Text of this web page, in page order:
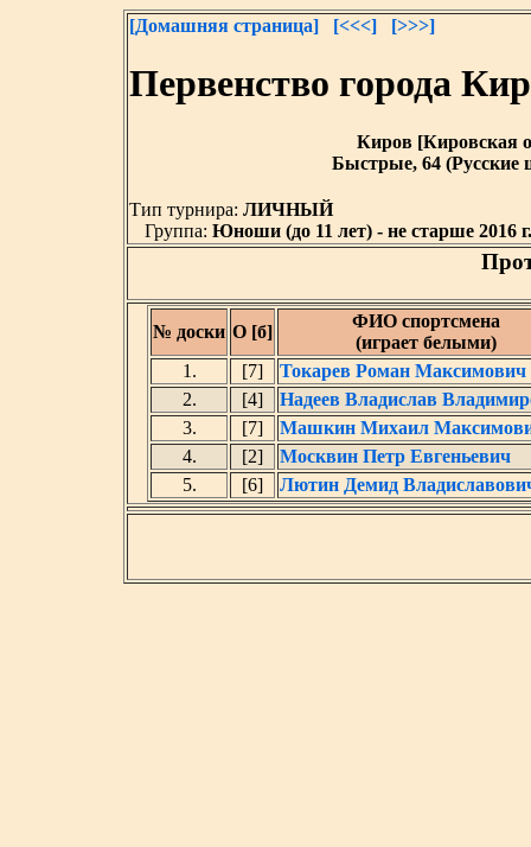
[Домашняя страница] [<<<] [>>>]
Первенство города
Киров [Кировская
Быстрые, 64 (Русские
Тип турнира: ЛИЧНЫЙ
Группа: Юноши (до 11 лет) - не старше 2016
№ доски О [б]
ФИО спортсмена
(играет белыми)
1.
[7]
Токарев Роман Максимович
2.
[4]
Надеев Владислав
3.
[7]
Машкин Михаил
4.
[2]
Москвин Петр Евгеньевич
5.
[6] Лютин Демид